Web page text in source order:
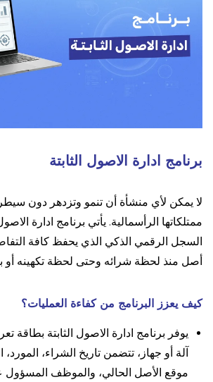
برنامج ادارة الاصول الثابتة
لا يمكن لأي منشأة أن تنمو وتزدهر دون
ممتلكاتها الرأسمالية. يأتي برنامج ادارة
السجل الرقمي الذكي الذي يحفظ كافة
أصل منذ لحظة شرائه وحتى لحظة تكهينه أو
كيف يعزز البرنامج من كفاءة العمليات؟
يوفر برنامج ادارة الاصول الثابتة بطاقة
آلة أو جهاز، تتضمن تاريخ الشراء، المورد،
موقع الأصل الحالي، والموظف المسؤول